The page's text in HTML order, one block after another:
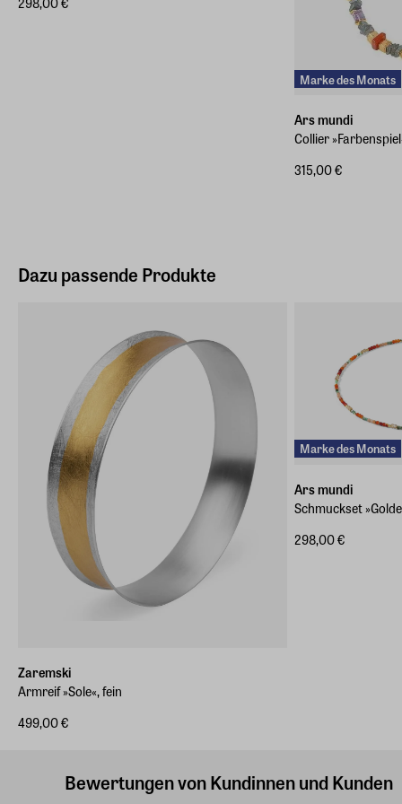
Marke des Monats
Ars mundi
Collier
315,00 €
Dazu passende Produkte
Zaremski
Armreif »Sole«, fein
499,00 €
Marke des Monats
Ars mundi
Schmuckset
298,00 €
Bewertungen von Kundinnen und Kunden